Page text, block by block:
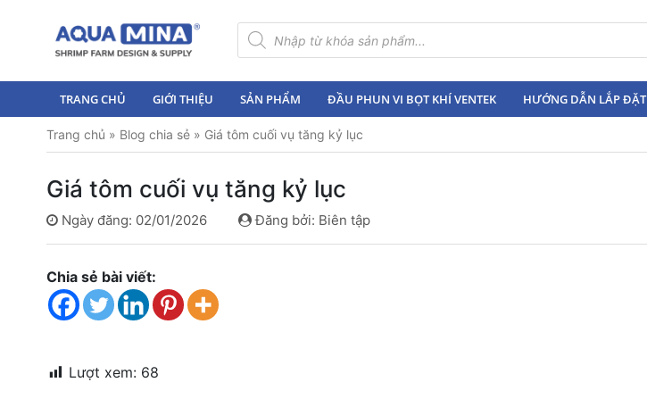
Tìm
kiếm
sản
TRANG CHỦ GIỚI THIỆU SẢN PHẨM ĐẦU PHUN VI BỌT KHÍ VENTEK HƯỚNG DẪN LẮP ĐẶT
Trang chủ » Blog chia sẻ » Giá tôm cuối vụ tăng kỷ lục
Giá tôm cuối vụ tăng kỷ lục
Ngày đăng: 02/01/2026 Đăng bởi: Biên tập
Chia sẻ bài viết:
Lượt xem: 68